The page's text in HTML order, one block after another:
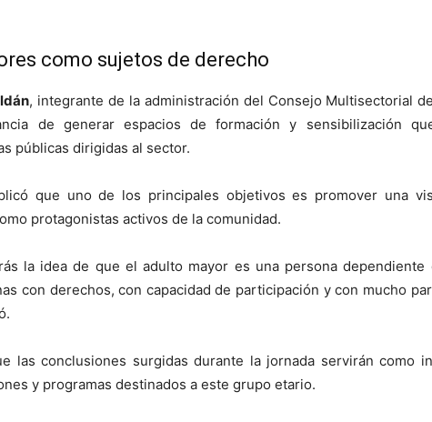
como sujetos de derecho
, integrante de la administración del Consejo Multisectorial
de generar espacios de formación y sensibilización
públicas dirigidas al sector.
que uno de los principales objetivos es promover una
protagonistas activos de la comunidad.
la idea de que el adulto mayor es una persona dependiente
con derechos, con capacidad de participación y con mucho
las conclusiones surgidas durante la jornada servirán como
y programas destinados a este grupo etario.